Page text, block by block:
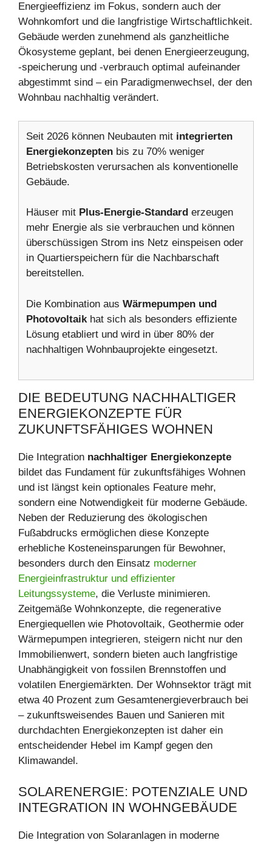
Energieeffizienz im Fokus, sondern auch der
Wohnkomfort und die langfristige Wirtschaftlichkeit.
Gebäude werden zunehmend als ganzheitliche
Ökosysteme geplant, bei denen Energieerzeugung,
-speicherung und -verbrauch optimal aufeinander
abgestimmt sind – ein Paradigmenwechsel, der den
Wohnbau nachhaltig verändert.
Seit 2026 können Neubauten mit integrierten
Energiekonzepten bis zu 70% weniger
Betriebskosten verursachen als konventionelle
Gebäude.
Häuser mit Plus-Energie-Standard erzeugen
mehr Energie als sie verbrauchen und können
überschüssigen Strom ins Netz einspeisen oder
in Quartierspeichern für die Nachbarschaft
bereitstellen.
Die Kombination aus Wärmepumpen und
Photovoltaikhat sich als besonders effiziente
Lösung etabliert und wird in über 80% der
nachhaltigen Wohnbauprojekte eingesetzt.
DIE BEDEUTUNG NACHHALTIGER
ENERGIEKONZEPTE FÜR
ZUKUNFTSFÄHIGES WOHNEN
Die Integration nachhaltiger Energiekonzepte
bildet das Fundament für zukunftsfähiges Wohnen
und ist längst kein optionales Feature mehr,
sondern eine Notwendigkeit für moderne Gebäude.
Neben der Reduzierung des ökologischen
Fußabdrucks ermöglichen diese Konzepte
erhebliche Kosteneinsparungen für Bewohner,
besonders durch den Einsatz moderner
Energieinfrastruktur und effizienter
Leitungssysteme, die Verluste minimieren.
Zeitgemäße Wohnkonzepte, die regenerative
Energiequellen wie Photovoltaik, Geothermie oder
Wärmepumpen integrieren, steigern nicht nur den
Immobilienwert, sondern bieten auch langfristige
Unabhängigkeit von fossilen Brennstoffen und
volatilen Energiemärkten. Der Wohnsektor trägt mit
etwa 40 Prozent zum Gesamtenergieverbrauch bei
– zukunftsweisendes Bauen und Sanieren mit
durchdachten Energiekonzepten ist daher ein
entscheidender Hebel im Kampf gegen den
Klimawandel.
SOLARENERGIE: POTENZIALE UND
INTEGRATION IN WOHNGEBÄUDE
Die Integration von Solaranlagen in moderne